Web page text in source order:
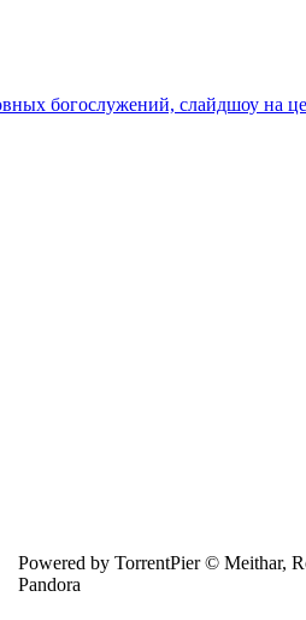
богослужений, слайдшоу на
Powered by TorrentPier © Meithar,
Pandora